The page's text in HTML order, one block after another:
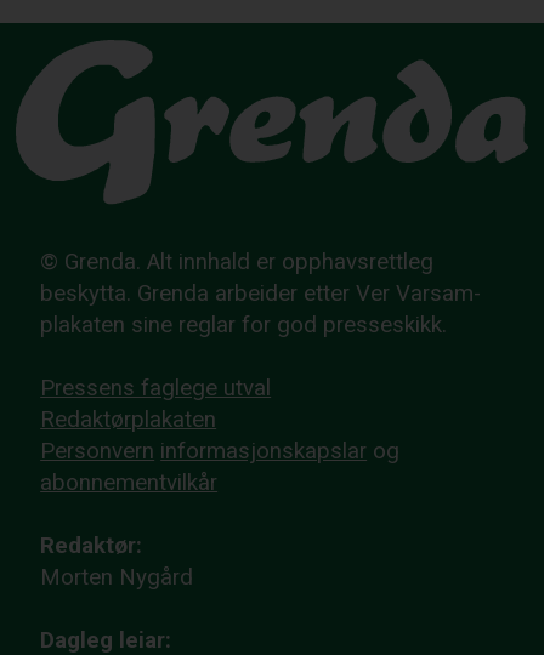
© Grenda. Alt innhald er opphavsrettleg
beskytta. Grenda arbeider etter Ver Varsam-
plakaten sine reglar for god presseskikk.
Pressens faglege utval
Redaktørplakaten
Personvern informasjonskapslar og
abonnementvilkår
Redaktør:
Morten Nygård
Dagleg leiar: